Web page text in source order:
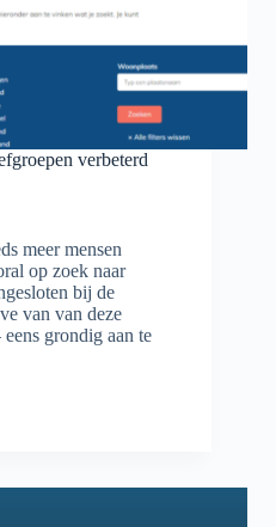
verbeterd
meer mensen
op zoek naar
bij de
van van deze
grondig aan te